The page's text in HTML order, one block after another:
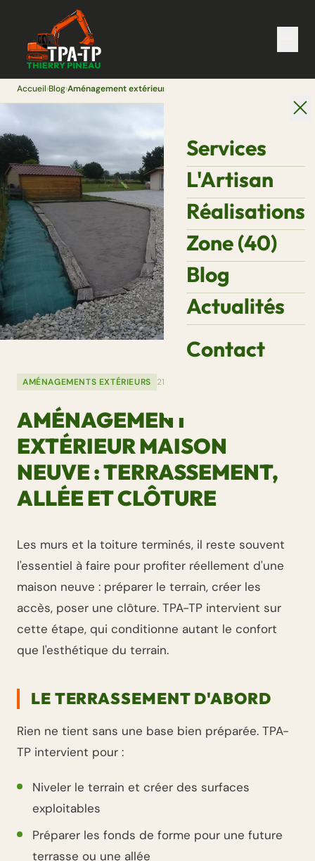
Services
L'Artisan
Réalisations
Zone (40)
Blog
Actualités
Contact
Accueil›Blog›
AMÉNAGEMENTS EXTÉRIEURS 21 mars 2026
AMÉNAGEMENT
EXTÉRIEUR MAISON
NEUVE : TERRASSEMENT,
ALLÉE ET CLÔTURE
Les murs et la toiture terminés, il reste souvent
l'essentiel à faire pour profiter réellement d'une
maison neuve : préparer le terrain, créer les
accès, poser une clôture. TPA-TP intervient sur
cette étape, qui conditionne autant le confort
que l'esthétique du terrain.
LE TERRASSEMENT D'ABORD
Rien ne tient sans une base bien préparée. TPA-
TP intervient pour :
Niveler le terrain et créer des surfaces
exploitables
Préparer les fonds de forme pour une future
terrasse ou une allée